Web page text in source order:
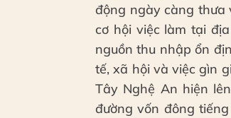
động ngày càng thưa
cơ hội việc làm tại
nguồn thu nhập ổn
tế, xã hội và việc gìn
Tây Nghệ An hiện
đường vốn đông